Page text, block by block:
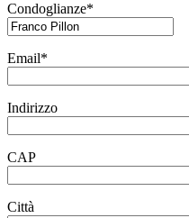
Condoglianze*
Email*
Indirizzo
CAP
Città